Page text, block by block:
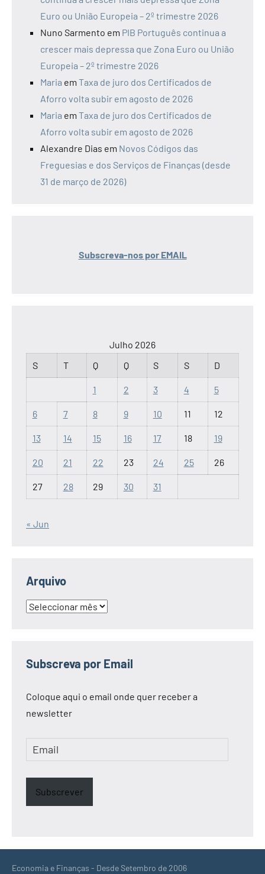
Euro ou União Europeia – 2º trimestre 2026
Nuno Sarmento em PIB Português continua a
crescer mais depressa que Zona Euro ou União
Europeia – 2º trimestre 2026
Maria em Taxa de juro dos Certificados de
Aforro volta subir em agosto de 2026
Maria em Taxa de juro dos Certificados de
Aforro volta subir em agosto de 2026
Alexandre Dias em Novos Códigos das
Freguesias e dos Serviços de Finanças (desde
31 de março de 2026)
Subscreva-nos por EMAIL
Julho 2026
S
T Q Q S S D
1 2 3 4 5
6 7 8 9 10 11 12
13 14 15 16 17 18 19
20 21 22 23 24 25 26
27 28 29 30 31
« Jun
Arquivo
Arquivo
Subscreva por Email
Coloque aqui o email onde quer receber a
newsletter
Email
Subscrever
Economia e Finanças - Desde Setembro de 2006